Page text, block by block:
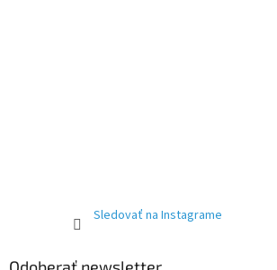
Sledovať na Instagrame